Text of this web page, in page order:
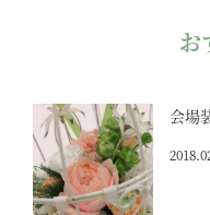
お
会場